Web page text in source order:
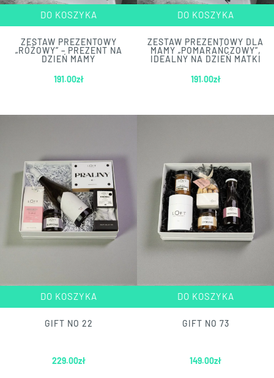
DO KOSZYKA
ZESTAW PREZENTOWY
„RÓŻOWY” – PREZENT NA
DZIEŃ MAMY
191.00zł
DO KOSZYKA
ZESTAW PREZENTOWY DLA
MAMY „POMARAŃCZOWY”,
IDEALNY NA DZIEŃ MATKI
191.00zł
DO KOSZYKA
GIFT NO 22
229.00zł
DO KOSZYKA
GIFT NO 73
149.00zł